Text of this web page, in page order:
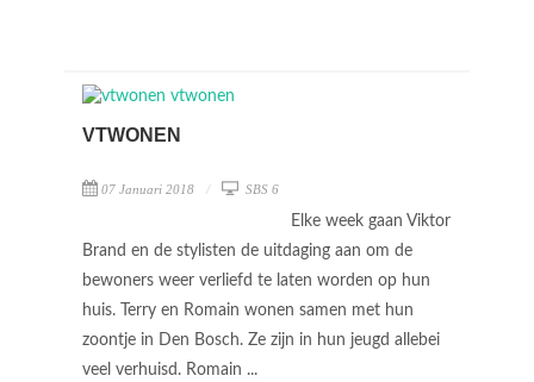
VTWONEN
07 Januari 2018 SBS 6
Elke week gaan Viktor
Brand en de stylisten de uitdaging aan om de
bewoners weer verliefd te laten worden op hun
huis. Terry en Romain wonen samen met hun
zoontje in Den Bosch. Ze zijn in hun jeugd allebei
veel verhuisd. Romain ...